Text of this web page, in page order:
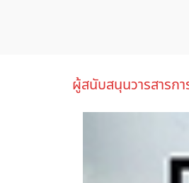
ผู้สนับสนุนวารสารก